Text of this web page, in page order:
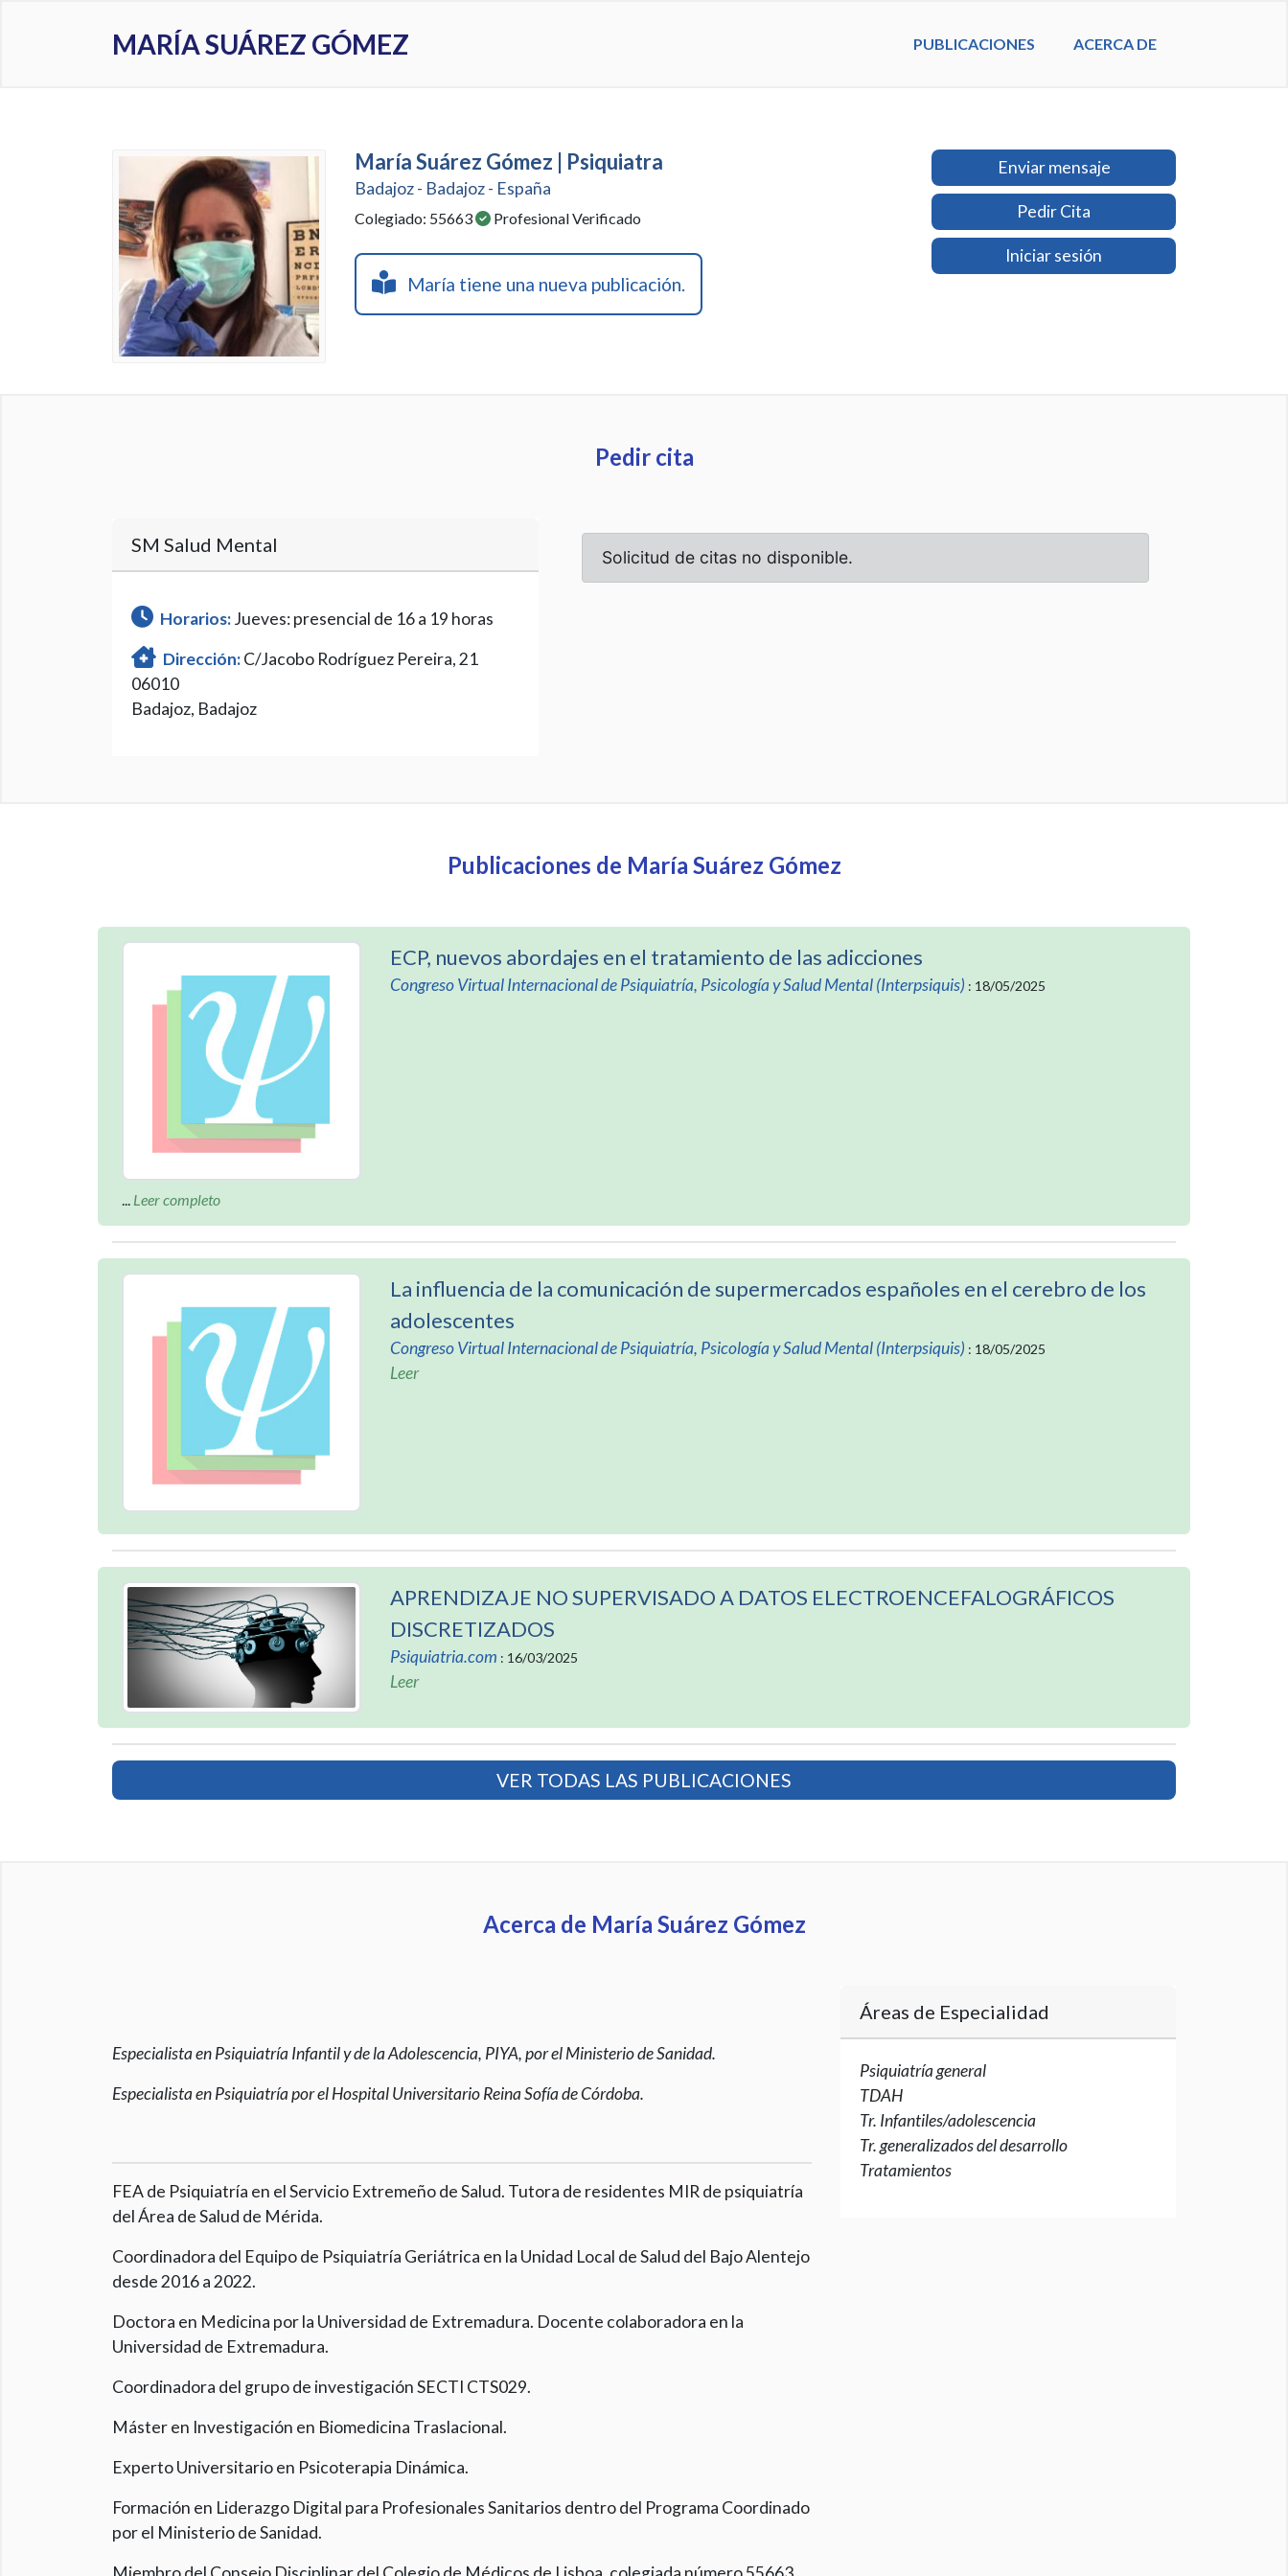
MARÍA SUÁREZ GÓMEZ PUBLICACIONES ACERCA DE
María Suárez Gómez | Psiquiatra
Badajoz - Badajoz - España
Colegiado: 55663 Profesional Verificado
María tiene una nueva publicación.
Enviar mensaje
Pedir Cita
Iniciar sesión
Pedir cita
SM Salud Mental
Horarios:Jueves: presencial de 16 a 19 horas
Dirección:C/Jacobo Rodríguez Pereira, 21
06010
Badajoz, Badajoz
Publicaciones de María Suárez Gómez
ECP, nuevos abordajes en el tratamiento de las adicciones
Congreso Virtual Internacional de Psiquiatría, Psicología y Salud Mental (Interpsiquis) : 18/05/2025
... Leer completo
La influencia de la comunicación de supermercados españoles en el cerebro de los
adolescentes
Congreso Virtual Internacional de Psiquiatría, Psicología y Salud Mental (Interpsiquis) : 18/05/2025
Leer
APRENDIZAJE NO SUPERVISADO A DATOS ELECTROENCEFALOGRÁFICOS
DISCRETIZADOS
Psiquiatria.com : 16/03/2025
Leer
VER TODAS LAS PUBLICACIONES
Acerca de María Suárez Gómez
Especialista en Psiquiatría Infantil y de la Adolescencia, PIYA, por el Ministerio de Sanidad.
Especialista en Psiquiatría por el Hospital Universitario Reina Sofía de Córdoba.
FEA de Psiquiatría en el Servicio Extremeño de Salud. Tutora de residentes MIR de psiquiatría
del Área de Salud de Mérida.
Coordinadora del Equipo de Psiquiatría Geriátrica en la Unidad Local de Salud del Bajo Alentejo
desde 2016 a 2022.
Doctora en Medicina por la Universidad de Extremadura. Docente colaboradora en la
Universidad de Extremadura.
Coordinadora del grupo de investigación SECTI CTS029.
Máster en Investigación en Biomedicina Traslacional.
Experto Universitario en Psicoterapia Dinámica.
Formación en Liderazgo Digital para Profesionales Sanitarios dentro del Programa Coordinado
por el Ministerio de Sanidad.
Áreas de Especialidad
Psiquiatría general
TDAH
Tr. Infantiles/adolescencia
Tr. generalizados del desarrollo
Tratamientos